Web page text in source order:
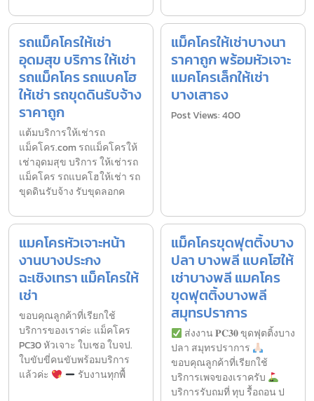
รถแม็คโครให้เช่า
อุดมสุข บริการ ให้เช่า
รถแม็คโคร รถแบคโฮ
ให้เช่า รถขุดดินรับจ้าง
ราคาถูก
แต้มบริการให้เช่ารถ
แม็คโคร.com รถแม็คโครให้
เช่าอุดมสุข บริการ ให้เช่ารถ
แม็คโคร รถแบคโฮให้เช่า รถ
ขุดดินรับจ้าง รับขุดลอกค
แม็คโครให้เช่าบางนา
ราคาถูก พร้อมหัวเจาะ
แมคโครเล็กให้เช่า
บางเสาธง
Post Views: 400
แมคโครหัวเจาะหน้า
งานบางประกง
ฉะเชิงเทรา แม็คโครให้
เช่า
ขอบคุณลูกค้าที่เรียกใช้
บริการของเราค่ะ แม็คโคร
PC30 หัวเจาะ ใบเซอ ใบจป.
ใบขับขี่คนขับพร้อมบริการ
แล้วค่ะ
รับงานทุกพื้
แม็คโครขุดฟุตติ้งบาง
ปลา บางพลี แบคโฮให้
เช่าบางพลี แมคโคร
ขุดฟุตติ้งบางพลี
สมุทรปราการ
ส่งงาน 𝐏𝐂𝟑𝟎 ขุดฟุตติ้งบาง
ปลา สมุทรปราการ
ขอบคุณลูกค้าที่เรียกใช้
บริการเพจของเราครับ
บริการรับถมที่ ทุบ รื้อถอน ป